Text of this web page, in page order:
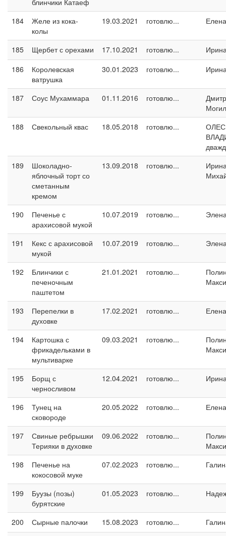
блинчики Катаеф
184
Желе из кока-
колы
19.03.2021 готовлю...
185 Щербет с орехами 17.10.2021 готовлю...
186
Королевская
ватрушка
30.01.2023 готовлю...
187 Соус Мухаммара 01.11.2016 готовлю...
188
Свекольный квас 18.05.2018 готовлю...
189
Шоколадно-
яблочный торт со
сметанным
кремом
13.09.2018 готовлю...
190
Печенье с
арахисовой мукой
10.07.2019 готовлю...
191
Кекс с арахисовой
мукой
10.07.2019 готовлю...
192
Блинчики с
печеночным
паштетом
21.01.2021 готовлю...
193
Перепелки в
духовке
17.02.2021 готовлю...
194
Картошка с
фрикадельками в
мультиварке
09.03.2021 готовлю...
195
Борщ с
черносливом
12.04.2021 готовлю...
196
Тунец на
сковороде
20.05.2022 готовлю...
197
Свиные ребрышки
Терияки в духовке
09.06.2022 готовлю...
198
Печенье на
кокосовой муке
07.02.2023 готовлю...
199
Буузы (позы)
бурятские
01.05.2023 готовлю...
200 Сырные палочки 15.08.2023 готовлю...